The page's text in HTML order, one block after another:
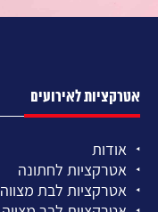
אטרקציות לאירועים
אודות
אטרקציות לחתונה
אטרקציות לבת מצווה